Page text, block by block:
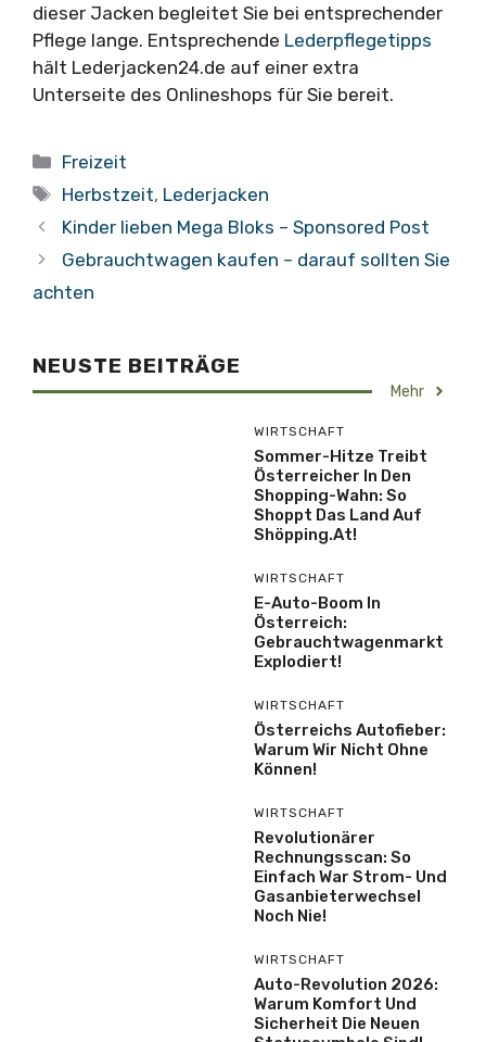
dieser Jacken begleitet Sie bei entsprechender
Pflege lange. Entsprechende Lederpflegetipps
hält Lederjacken24.de auf einer extra
Unterseite des Onlineshops für Sie bereit.
Kategorien
Freizeit
Schlagwörter
Herbstzeit, Lederjacken
Kinder lieben Mega Bloks – Sponsored Post
Gebrauchtwagen kaufen – darauf sollten Sie
achten
NEUSTE BEITRÄGE
Mehr
WIRTSCHAFT
Sommer-Hitze Treibt
Österreicher In Den
Shopping-Wahn: So
Shoppt Das Land Auf
Shöpping.at!
WIRTSCHAFT
E-Auto-Boom In
Österreich:
Gebrauchtwagenmarkt
Explodiert!
WIRTSCHAFT
Österreichs Autofieber:
Warum Wir Nicht Ohne
Können!
WIRTSCHAFT
Revolutionärer
Rechnungsscan: So
Einfach War Strom- Und
Gasanbieterwechsel
Noch Nie!
WIRTSCHAFT
Auto-Revolution 2026:
Warum Komfort Und
Sicherheit Die Neuen